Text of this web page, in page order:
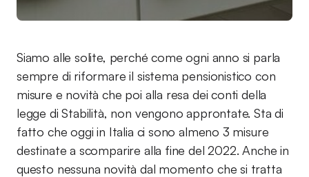
Siamo alle solite, perché come ogni anno si parla
sempre di riformare il sistema pensionistico con
misure e novità che poi alla resa dei conti della
legge di Stabilità, non vengono approntate. Sta di
fatto che oggi in Italia ci sono almeno 3 misure
destinate a scomparire alla fine del 2022. Anche in
questo nessuna novità dal momento che si tratta